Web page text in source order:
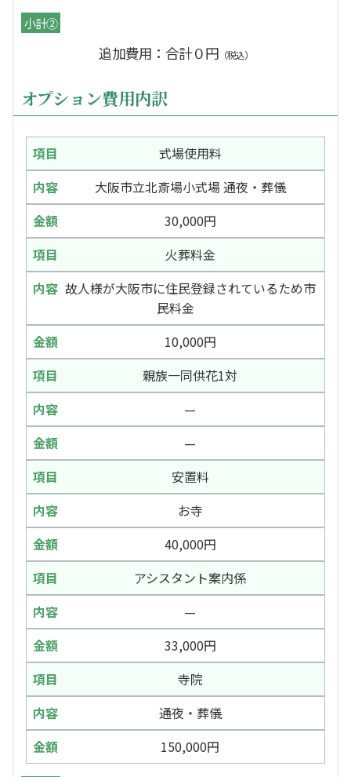
小計②
追加費用：合計０円 （税込）
オプション費用内訳
式場使用料
大阪市立北斎場小式場 通夜・葬儀
30,000円
火葬料金
故人様が大阪市に住民登録されているため市
民料金
10,000円
親族一同供花1対
—
—
安置料
お寺
40,000円
アシスタント案内係
—
33,000円
寺院
通夜・葬儀
150,000円